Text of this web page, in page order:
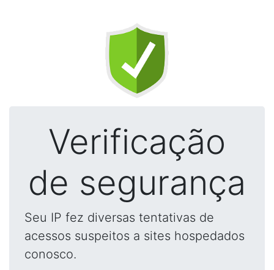
Verificação
de segurança
Seu IP fez diversas tentativas de
acessos suspeitos a sites hospedados
conosco.